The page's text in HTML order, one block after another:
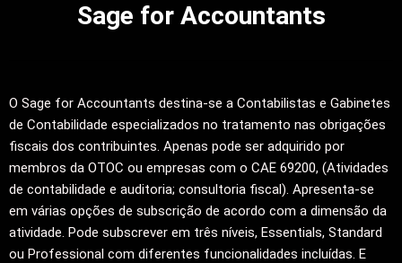
Sage for Accountants
O Sage for Accountants destina-se a Contabilistas e Gabinetes
de Contabilidade especializados no tratamento nas obrigações
fiscais dos contribuintes. Apenas pode ser adquirido por
membros da OTOC ou empresas com o CAE 69200, (Atividades
de contabilidade e auditoria; consultoria fiscal). Apresenta-se
em várias opções de subscrição de acordo com a dimensão da
atividade. Pode subscrever em três níveis, Essentials, Standard
ou Professional com diferentes funcionalidades incluídas. E